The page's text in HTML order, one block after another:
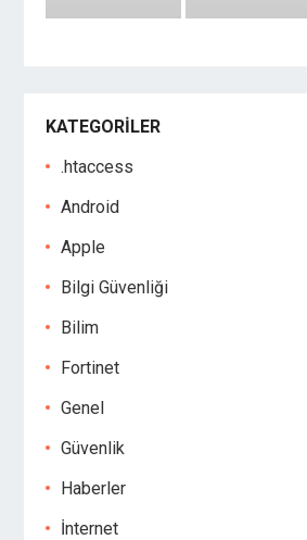
KATEGORILER
.htaccess
Android
Apple
Bilgi Güvenliği
Bilim
Fortinet
Genel
Güvenlik
Haberler
İnternet